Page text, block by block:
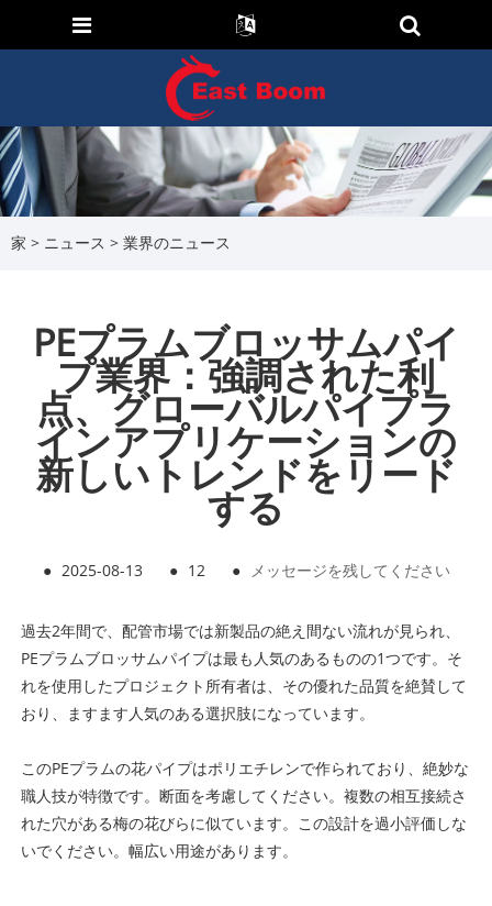
家 > ニュース > 業界のニュース
PEプラムブロッサムパイ
プ業界：強調された利
点、グローバルパイプラ
インアプリケーションの
新しいトレンドをリード
する
● 2025-08-13 ● 12 ● メッセージを残してください
過去2年間で、配管市場では新製品の絶え間ない流れが見られ、
PEプラムブロッサムパイプは最も人気のあるものの1つです。そ
れを使用したプロジェクト所有者は、その優れた品質を絶賛して
おり、ますます人気のある選択肢になっています。
このPEプラムの花パイプはポリエチレンで作られており、絶妙な
職人技が特徴です。断面を考慮してください。複数の相互接続さ
れた穴がある梅の花びらに似ています。この設計を過小評価しな
いでください。幅広い用途があります。